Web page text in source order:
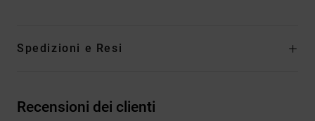
Spedizioni e Resi
Recensioni dei clienti